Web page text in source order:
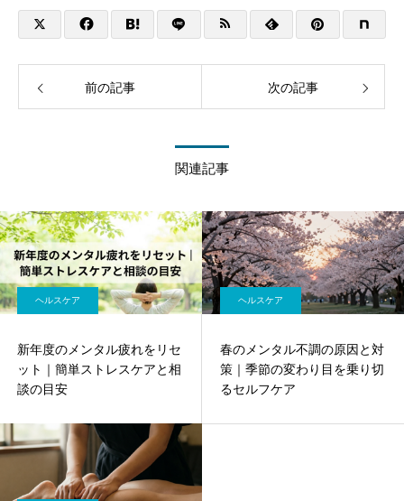
前の記事 次の記事
関連記事
ヘルスケア
新年度のメンタル疲れをリセ
ット｜簡単ストレスケアと相
談の目安
ヘルスケア
春のメンタル不調の原因と対
策｜季節の変わり目を乗り切
るセルフケア